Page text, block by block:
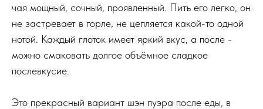
чая мощный, сочный, проявленный. Пить его легко, он
не застревает в горле, не цепляется какой-то одной
нотой. Каждый глоток имеет яркий вкус, а после -
можно смаковать долгое объёмное сладкое
послевкусие.
Это прекрасный вариант шэн пуэра после еды, в